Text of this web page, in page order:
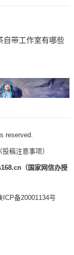
自带工作室有哪些
reserved.
投稿注意事项）
（国家网信办授
ICP备20001134号